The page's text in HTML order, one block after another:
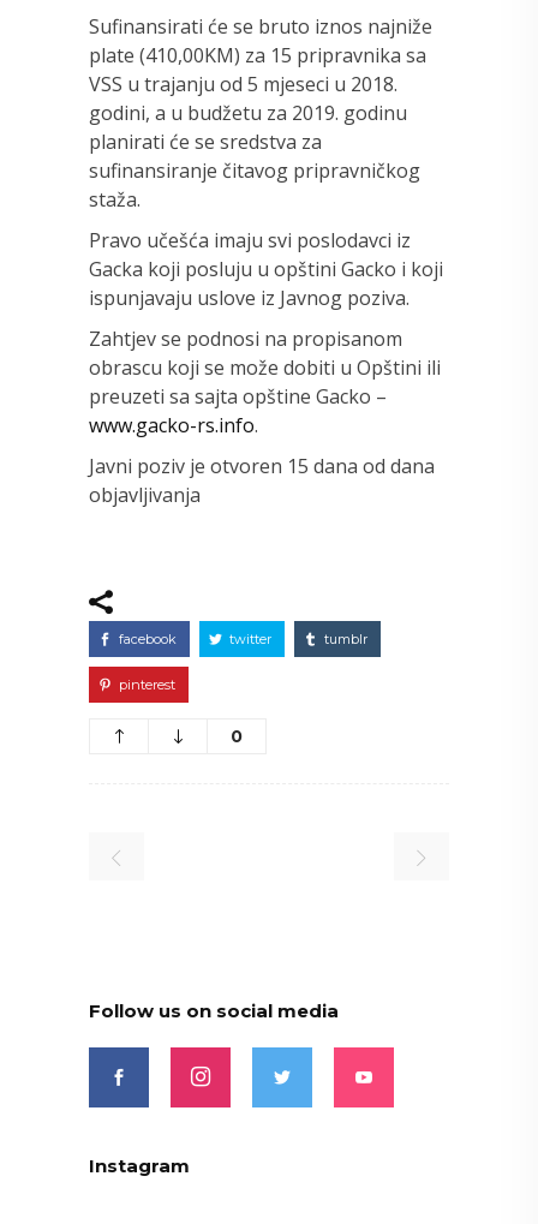
Sufinansirati će se bruto iznos najniže
plate (410,00KM) za 15 pripravnika sa
VSS u trajanju od 5 mjeseci u 2018.
godini, a u budžetu za 2019. godinu
planirati će se sredstva za
sufinansiranje čitavog pripravničkog
staža.
Pravo učešća imaju svi poslodavci iz
Gacka koji posluju u opštini Gacko i koji
ispunjavaju uslove iz Javnog poziva.
Zahtjev se podnosi na propisanom
obrascu koji se može dobiti u Opštini ili
preuzeti sa sajta opštine Gacko –
www.gacko-rs.info.
Javni poziv je otvoren 15 dana od dana
objavljivanja
facebook twitter tumblr
pinterest
0
Follow us on social media
Instagram